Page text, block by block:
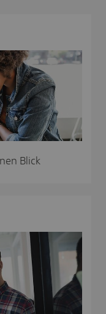
Blick